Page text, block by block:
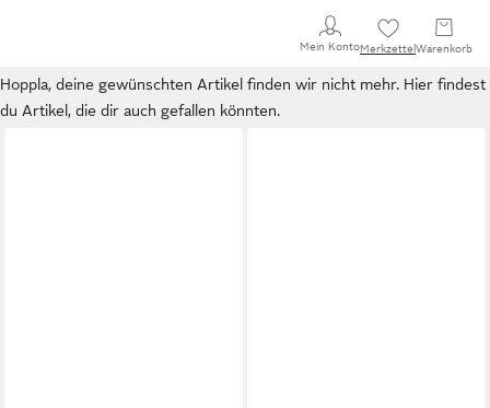
Mein KontoMerkzettel Warenkorb
Hoppla, deine gewünschten Artikel finden wir nicht mehr. Hier findest
du Artikel, die dir auch gefallen könnten.